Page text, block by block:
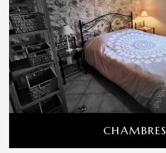
CHAMBRES